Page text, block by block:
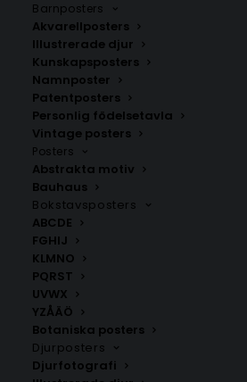
Barnposters
Akvarellposters
Illustrerade djur
Kunskapsposters
Namnposter
Patentposters
Personlig födelsetavla
Vintage posters
Posters
Abstrakta motiv
Bauhaus
Bokstavsposters
ABCDE
FGHIJ
KLMNO
PQRST
UVWX
YZÅÄÖ
Botaniska posters
Djurposters
Djurfotografi
LÄGG TILL I
Skapa en modern cocktailkänsla
Cosmopolitan Poster. Perfekt för
stilrena och lekfulla typografi.
Kökstavlor ,Sommarposters